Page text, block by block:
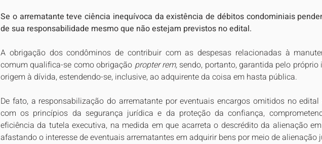
Se o arrematante teve ciência inequívoca da existência de débitos condominiais
de sua responsabilidade mesmo que não estejam previstos no edital.
A obrigação dos condôminos de contribuir com as despesas relacionadas à
comum qualifica-se como obrigação propter rem, sendo, portanto, garantida pelo próprio
origem à dívida, estendendo-se, inclusive, ao adquirente da coisa em hasta pública.
De fato, a responsabilização do arrematante por eventuais encargos omitidos no
com os princípios da segurança jurídica e da proteção da confiança,
eficiência da tutela executiva, na medida em que acarreta o descrédito da alienação
afastando o interesse de eventuais arrematantes em adquirir bens por meio de alienação